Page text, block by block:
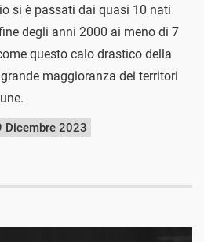
si è passati dai quasi 10 nati
degli anni 2000 ai meno di 7
questo calo drastico della
maggioranza dei territori
Dicembre 2023